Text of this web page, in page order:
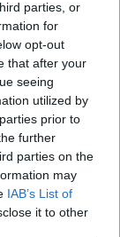
parties, or
for
opt-out
that after your
seeing
utilized by
prior to
further
parties on the
may
IAB’s List of
it to other
täysi-
ja
urheiluun.